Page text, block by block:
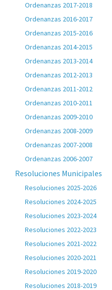
Ordenanzas 2017-2018
Ordenanzas 2016-2017
Ordenanzas 2015-2016
Ordenanzas 2014-2015
Ordenanzas 2013-2014
Ordenanzas 2012-2013
Ordenanzas 2011-2012
Ordenanzas 2010-2011
Ordenanzas 2009-2010
Ordenanzas 2008-2009
Ordenanzas 2007-2008
Ordenanzas 2006-2007
Resoluciones Municipales
Resoluciones 2025-2026
Resoluciones 2024-2025
Resoluciones 2023-2024
Resoluciones 2022-2023
Resoluciones 2021-2022
Resoluciones 2020-2021
Resoluciones 2019-2020
Resoluciones 2018-2019